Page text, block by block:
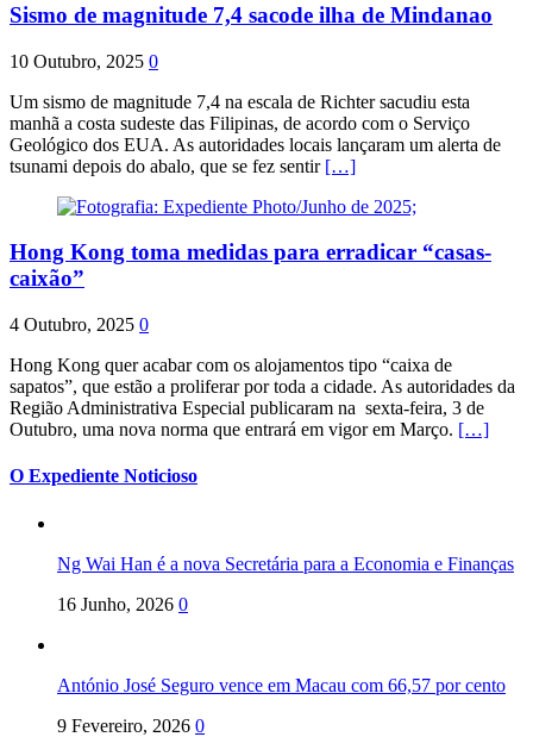
Sismo de magnitude 7,4 sacode ilha de Mindanao
10 Outubro, 2025 0
Um sismo de magnitude 7,4 na escala de Richter sacudiu esta
manhã a costa sudeste das Filipinas, de acordo com o Serviço
Geológico dos EUA. As autoridades locais lançaram um alerta de
tsunami depois do abalo, que se fez sentir […]
Hong Kong toma medidas para erradicar “casas-
caixão”
4 Outubro, 2025 0
Hong Kong quer acabar com os alojamentos tipo “caixa de
sapatos”, que estão a proliferar por toda a cidade. As autoridades da
Região Administrativa Especial publicaram na sexta-feira, 3 de
Outubro, uma nova norma que entrará em vigor em Março. […]
O Expediente Noticioso
Ng Wai Han é a nova Secretária para a Economia e Finanças
16 Junho, 2026 0
António José Seguro vence em Macau com 66,57 por cento
9 Fevereiro, 2026 0